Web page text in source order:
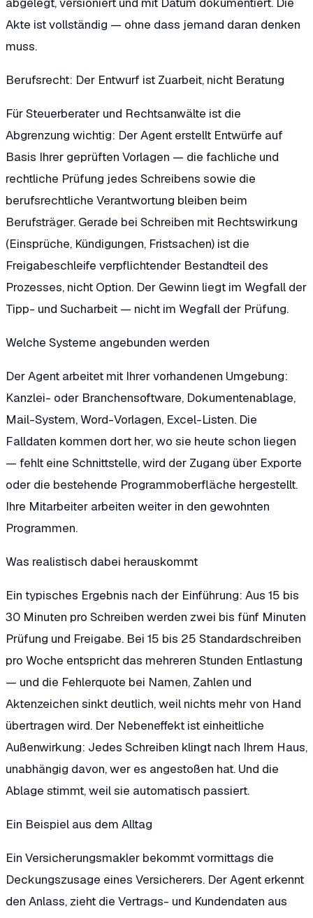
Akte ist vollständig — ohne dass jemand daran denken
muss.
Berufsrecht: Der Entwurf ist Zuarbeit, nicht Beratung
Für Steuerberater und Rechtsanwälte ist die
Abgrenzung wichtig: Der Agent erstellt Entwürfe auf
Basis Ihrer geprüften Vorlagen — die fachliche und
rechtliche Prüfung jedes Schreibens sowie die
berufsrechtliche Verantwortung bleiben beim
Berufsträger. Gerade bei Schreiben mit Rechtswirkung
(Einsprüche, Kündigungen, Fristsachen) ist die
Freigabeschleife verpflichtender Bestandteil des
Prozesses, nicht Option. Der Gewinn liegt im Wegfall der
Tipp- und Sucharbeit — nicht im Wegfall der Prüfung.
Welche Systeme angebunden werden
Der Agent arbeitet mit Ihrer vorhandenen Umgebung:
Kanzlei- oder Branchensoftware, Dokumentenablage,
Mail-System, Word-Vorlagen, Excel-Listen. Die
Falldaten kommen dort her, wo sie heute schon liegen
— fehlt eine Schnittstelle, wird der Zugang über Exporte
oder die bestehende Programmoberfläche hergestellt.
Ihre Mitarbeiter arbeiten weiter in den gewohnten
Programmen.
Was realistisch dabei herauskommt
Ein typisches Ergebnis nach der Einführung: Aus 15 bis
30 Minuten pro Schreiben werden zwei bis fünf Minuten
Prüfung und Freigabe. Bei 15 bis 25 Standardschreiben
pro Woche entspricht das mehreren Stunden Entlastung
— und die Fehlerquote bei Namen, Zahlen und
Aktenzeichen sinkt deutlich, weil nichts mehr von Hand
übertragen wird. Der Nebeneffekt ist einheitliche
Außenwirkung: Jedes Schreiben klingt nach Ihrem Haus,
unabhängig davon, wer es angestoßen hat. Und die
Ablage stimmt, weil sie automatisch passiert.
Ein Beispiel aus dem Alltag
Ein Versicherungsmakler bekommt vormittags die
Deckungszusage eines Versicherers. Der Agent erkennt
den Anlass, zieht die Vertrags- und Kundendaten aus